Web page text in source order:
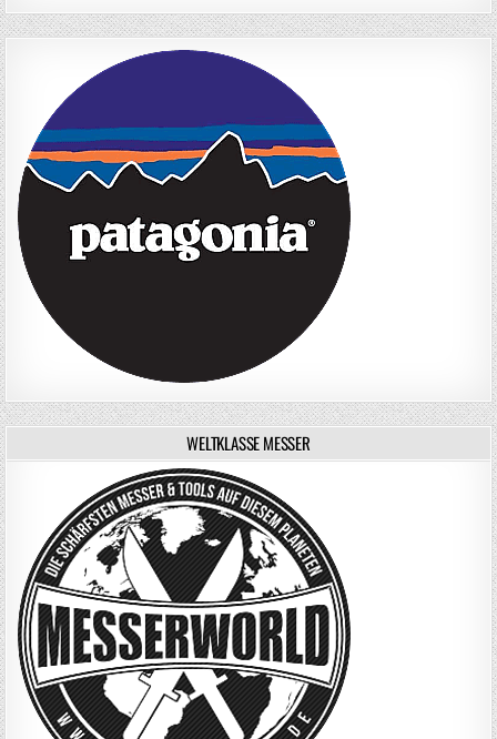
WELTKLASSE MESSER